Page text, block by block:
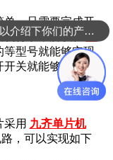
，只需要完成开
就行了，所以在单
等型号就能够实现
关就能够感受到
用 九齐单片机
，可以实现如下
可以介绍下你们的产品么？